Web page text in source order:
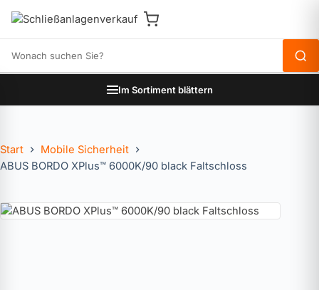
Im Sortiment blättern
Start
Mobile Sicherheit
ABUS BORDO XPlus™ 6000K/90 black Faltschloss